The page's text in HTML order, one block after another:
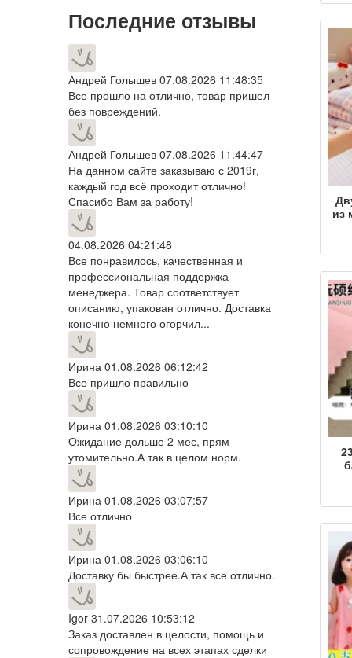
Последние отзывы
Андрей Голышев 07.08.2026 11:48:35
Все прошло на отлично, товар пришел
без повреждений.
Андрей Голышев 07.08.2026 11:44:47
На данном сайте заказываю с 2019г,
каждый год всё проходит отлично!
Спасибо Вам за работу!
04.08.2026 04:21:48
Все понравилось, качественная и
профессиональная поддержка
менеджера. Товар соответствует
описанию, упакован отлично. Доставка
конечно немного огорчил...
Ирина 01.08.2026 06:12:42
Все пришло правильно
Ирина 01.08.2026 03:10:10
Ожидание дольше 2 мес, прям
утомительно.А так в целом норм.
Ирина 01.08.2026 03:07:57
Все отлично
Ирина 01.08.2026 03:06:10
Доставку бы быстрее.А так все отлично.
Igor 31.07.2026 10:53:12
Заказ доставлен в целости, помощь и
сопровождение на всех этапах сделки
из